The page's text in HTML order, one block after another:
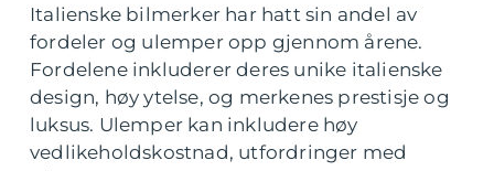
Italienske bilmerker har hatt sin andel av
fordeler og ulemper opp gjennom årene.
Fordelene inkluderer deres unike italienske
design, høy ytelse, og merkenes prestisje og
luksus. Ulemper kan inkludere høy
vedlikeholdskostnad, utfordringer med